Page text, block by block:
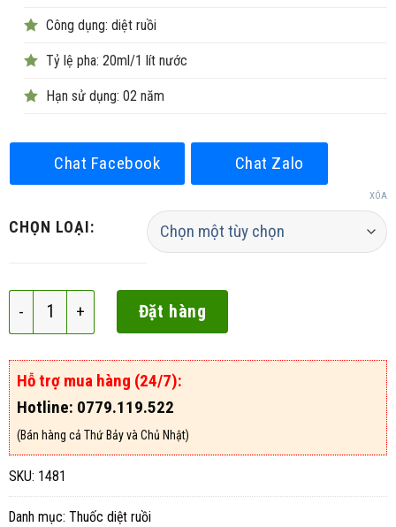
Công dụng: diệt ruồi
Tỷ lệ pha: 20ml/1 lít nước
Hạn sử dụng: 02 năm
Chat Facebook Chat Zalo
CHỌN LOẠI:
XÓA
Proly 2.5CS số lượng
Đặt hàng
Hỗ trợ mua hàng (24/7):
Hotline: 0779.119.522
(Bán hàng cả Thứ Bảy và Chủ Nhật)
SKU: 1481
Danh mục: Thuốc diệt ruồi